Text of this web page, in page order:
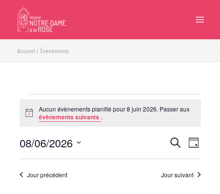
contenu
Accueil Évènements
for
2026
Notice
Aucun évènements planifié pour 8 juin 2026. Passer aux
évènements suivants .
Recherche
de
Recherche
Jour
08/06/2026
date.
Jour précédent Jour suivant